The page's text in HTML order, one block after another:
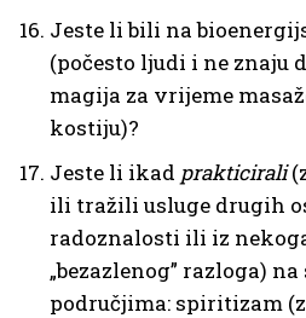
Jeste li bili na
(počesto ljudi i ne znaju
magija za vrijeme
kostiju)?
Jeste li ikad prakticirali
ili tražili usluge drugih
radoznalosti ili iz
„bezazlenog” razloga)
područjima: spiritizam